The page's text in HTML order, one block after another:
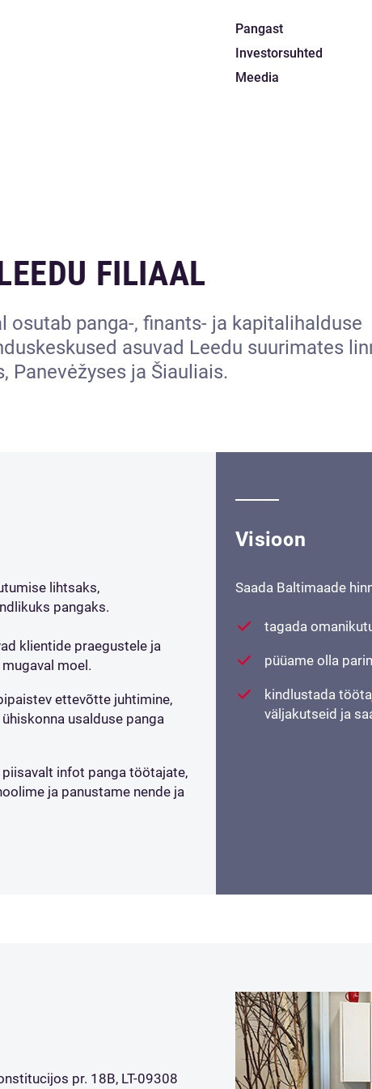
Pangast
Investorsuhted
Meedia
FILIAAL
osutab panga-, finants- ja kapitalihalduse
asuvad Leedu suurimates
Panevėžyses ja Šiauliais.
lihtsaks,
pangaks.
klientide praegustele ja
moel.
ettevõtte juhtimine,
usalduse panga
infot panga töötajate,
ja panustame nende ja
Visioon
Saada Baltimaade
tagada
püüame olla
kindlustada
väljakutseid ja
pr. 18B, LT-09308